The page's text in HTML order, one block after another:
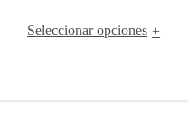
Seleccionar opciones +